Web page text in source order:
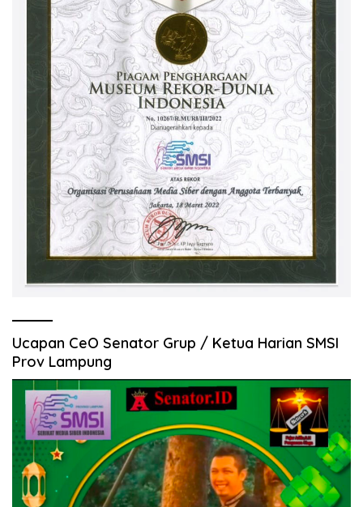
Ucapan CeO Senator Grup / Ketua Harian SMSI
Prov Lampung